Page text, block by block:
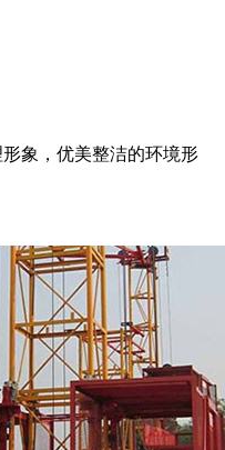
象，优美整洁的环境形